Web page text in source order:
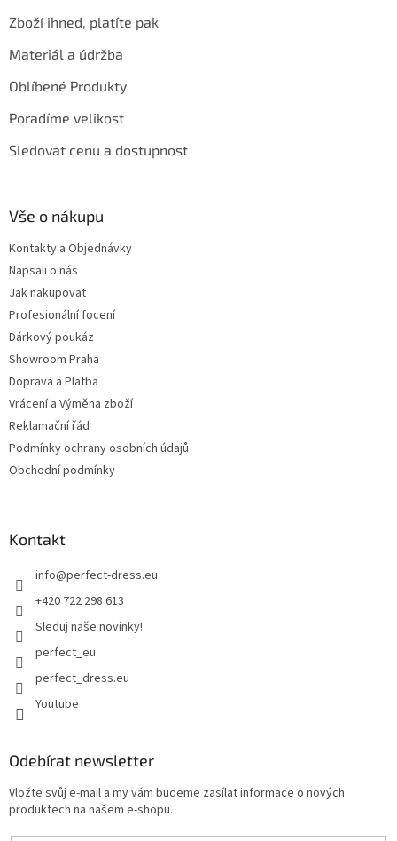
Zboží ihned, platíte pak
Materiál a údržba
Oblíbené Produkty
Poradíme velikost
Sledovat cenu a dostupnost
Vše o nákupu
Kontakty a Objednávky
Napsali o nás
Jak nakupovat
Profesionální focení
Dárkový poukáz
Showroom Praha
Doprava a Platba
Vrácení a Výměna zboží
Reklamační řád
Podmínky ochrany osobních údajů
Obchodní podmínky
Kontakt
info@perfect-dress.eu
+420 722 298 613
Sleduj naše novinky!
perfect_eu
perfect_dress.eu
Youtube
Odebírat newsletter
Vložte svůj e-mail a my vám budeme zasílat informace o nových
produktech na našem e-shopu.